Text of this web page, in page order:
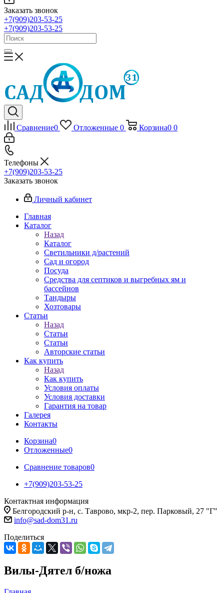
Заказать звонок
+7(909)203-53-25
+7(909)203-53-25
Сравнение0 Отложенные 0 Корзина0 0
Телефоны
+7(909)203-53-25
Заказать звонок
Личный кабинет
Главная
Каталог
Назад
Каталог
Светильники д/растений
Сад и огород
Посуда
Средства для септиков и выгребных ям и
бассейнов
Тандыры
Хозтовары
Статьи
Назад
Статьи
Статьи
Авторские статьи
Как купить
Назад
Как купить
Условия оплаты
Условия доставки
Гарантия на товар
Галерея
Контакты
Корзина0
Отложенные0
Сравнение товаров0
+7(909)203-53-25
Контактная информация
Белгородский р-н, с. Таврово, мкр-2, пер. Парковый, 27 "Г"
info@sad-dom31.ru
Поделиться
Вилы-Дятел б/ножа